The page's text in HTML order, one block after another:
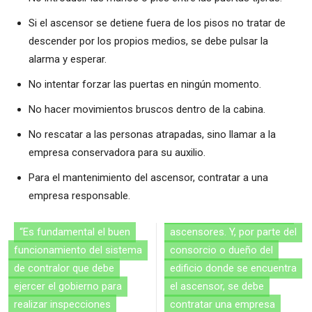
Si el ascensor se detiene fuera de los pisos no tratar de
descender por los propios medios, se debe pulsar la
alarma y esperar.
No intentar forzar las puertas en ningún momento.
No hacer movimientos bruscos dentro de la cabina.
No rescatar a las personas atrapadas, sino llamar a la
empresa conservadora para su auxilio.
Para el mantenimiento del ascensor, contratar a una
empresa responsable.
“Es fundamental el buen
funcionamiento del sistema
de contralor que debe
ejercer el gobierno para
realizar inspecciones
ascensores. Y, por parte del
consorcio o dueño del
edificio donde se encuentra
el ascensor, se debe
contratar una empresa